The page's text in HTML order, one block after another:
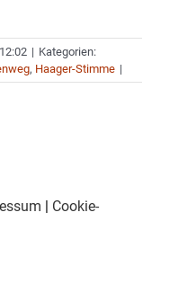
| Kategorien:
, Haager-Stimme |
| Cookie-